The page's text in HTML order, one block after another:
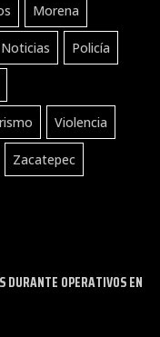
Morena
Noticias Policía
Violencia
Zacatepec
DURANTE OPERATIVOS EN